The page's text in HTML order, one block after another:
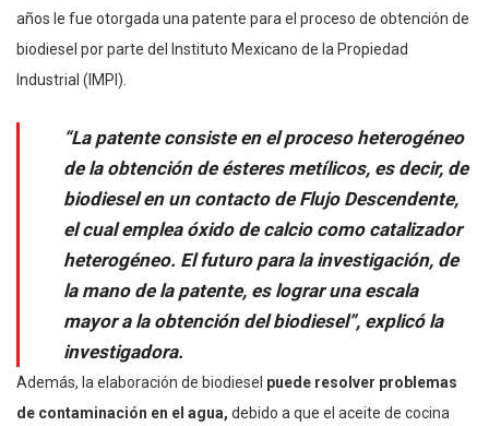
años le fue otorgada una patente para el proceso de obtención de
biodiesel por parte del Instituto Mexicano de la Propiedad
Industrial (IMPI).
“La patente consiste en el proceso heterogéneo
de la obtención de ésteres metílicos, es decir, de
biodiesel en un contacto de Flujo Descendente,
el cual emplea óxido de calcio como catalizador
heterogéneo. El futuro para la investigación, de
la mano de la patente, es lograr una escala
mayor a la obtención del biodiesel”, explicó la
investigadora.
Además, la elaboración de biodiesel puede resolver problemas
de contaminación en el agua, debido a que el aceite de cocina